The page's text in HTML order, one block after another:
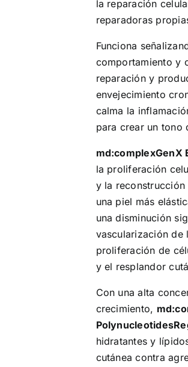
la reparación
reparadoras
Funciona
comportamiento y
reparación y
envejecimiento
calma la
para crear un tono
md:complexGenX
la proliferación
y la
una piel más
una disminución
vascularización de
proliferación de
y el resplandor
Con una alta
crecimiento,
hidratantes y
cutánea contra